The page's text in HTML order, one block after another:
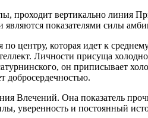
проходит вертикально линия
показателями силы
центру, которая идет к
Личности присуща
он приписывает
добросердечностью.
Влечений. Она показатель
уверенность и постоянный